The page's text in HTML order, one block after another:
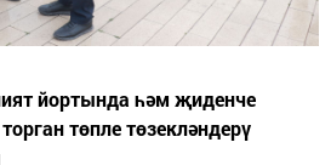
йортында һәм җиденче
төпле төзекләндерү